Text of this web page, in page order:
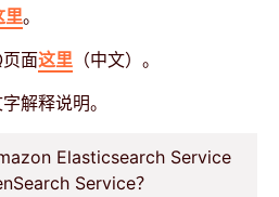
里。
面这里 （中文）。
解释说明。
Elasticsearch Service
Service？